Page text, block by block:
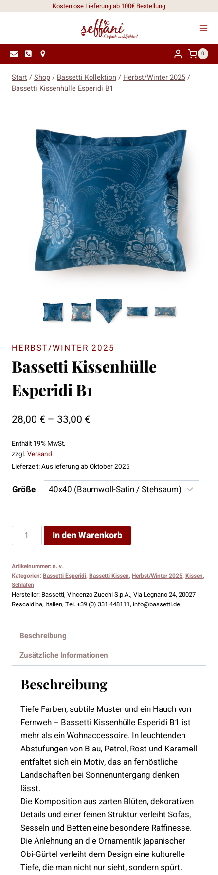
Kostenlose Lieferung ab 100€ Bestellung
0
Start/Shop/ Bassetti Kollektion / Herbst/Winter 2025/
Bassetti Kissenhülle Esperidi B1
HERBST/WINTER 2025
Bassetti Kissenhülle
Esperidi B1
28,00 € – 33,00 €
33,00 €
Enthält 19% MwSt.
zzgl. Versand
Lieferzeit: Auslieferung ab Oktober 2025
Größe
Bassetti
Kissenhülle
B1
Menge
In den Warenkorb
Artikelnummer:n. v.
Kategorien:Bassetti Esperidi,Bassetti Kissen,Herbst/Winter 2025,Kissen,
Schlafen
Hersteller: Bassetti, Vincenzo Zucchi S.p.A., Via Legnano 24, 20027
Rescaldina, Italien, Tel. +39 (0) 331 448111, info@bassetti.de
Beschreibung
Zusätzliche Informationen
Beschreibung
Tiefe Farben, subtile Muster und ein Hauch von
Fernweh – Bassetti Kissenhülle Esperidi B1 ist
mehr als ein Wohnaccessoire. In leuchtenden
Abstufungen von Blau, Petrol, Rost und Karamell
entfaltet sich ein Motiv, das an fernöstliche
Landschaften bei Sonnenuntergang denken
lässt.
Die Komposition aus zarten Blüten, dekorativen
Details und einer feinen Struktur verleiht Sofas,
Sesseln und Betten eine besondere Raffinesse.
Die Anlehnung an die Ornamentik japanischer
Obi-Gürtel verleiht dem Design eine kulturelle
Tiefe, die man nicht nur sieht, sondern spürt.